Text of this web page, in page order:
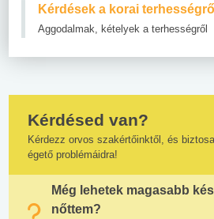
Kérdések a korai terhességről
Aggodalmak, kételyek a terhességről
Kérdésed van?
Kérdezz orvos szakértőinktől, és
égető problémáidra!
Még lehetek magasabb
nőttem?